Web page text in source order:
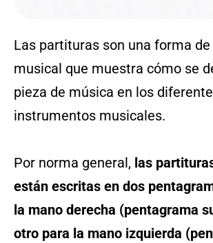
Las partituras son una forma
musical que muestra cómo se
pieza de música en los
instrumentos musicales.
Por norma general, las
están escritas en dos
la mano derecha (pentagrama
otro para la mano izquierda